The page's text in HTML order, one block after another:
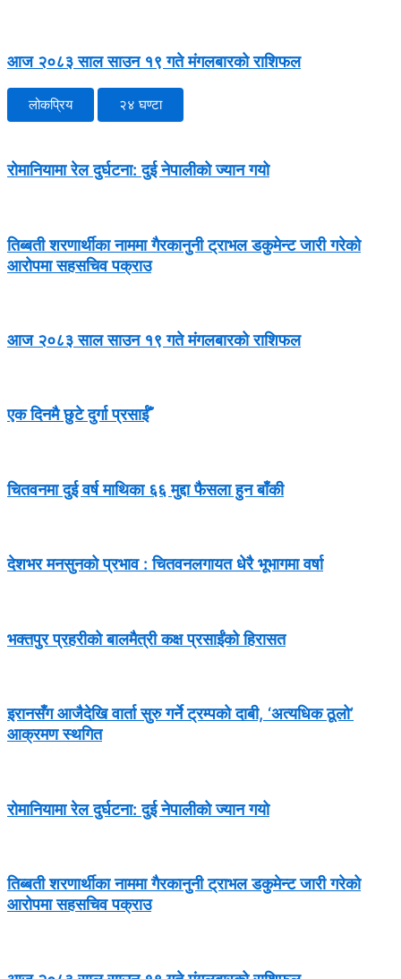
आज २०८३ साल साउन १९ गते मंगलबारको राशिफल
लोकप्रिय २४ घण्टा
रोमानियामा रेल दुर्घटना: दुई नेपालीको ज्यान गयो
तिब्बती शरणार्थीका नाममा गैरकानुनी ट्राभल डकुमेन्ट जारी गरेको
आरोपमा सहसचिव पक्राउ
आज २०८३ साल साउन १९ गते मंगलबारको राशिफल
एक दिनमै छुटे दुर्गा प्रसाईँ
चितवनमा दुई वर्ष माथिका ६६ मुद्दा फैसला हुन बाँकी
देशभर मनसुनको प्रभाव : चितवनलगायत धेरै भूभागमा वर्षा
भक्तपुर प्रहरीको बालमैत्री कक्ष प्रसाईंको हिरासत
इरानसँग आजैदेखि वार्ता सुरु गर्ने ट्रम्पको दाबी, ‘अत्यधिक ठूलो’
आक्रमण स्थगित
रोमानियामा रेल दुर्घटना: दुई नेपालीको ज्यान गयो
तिब्बती शरणार्थीका नाममा गैरकानुनी ट्राभल डकुमेन्ट जारी गरेको
आरोपमा सहसचिव पक्राउ